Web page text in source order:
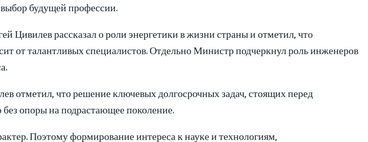
будущей профессии.
Цивилев рассказал о роли энергетики в жизни страны и отметил, что
от талантливых специалистов. Отдельно Министр подчеркнул роль инженеров
отметил, что решение ключевых долгосрочных задач, стоящих перед
опоры на подрастающее поколение.
Поэтому формирование интереса к науке и технологиям,